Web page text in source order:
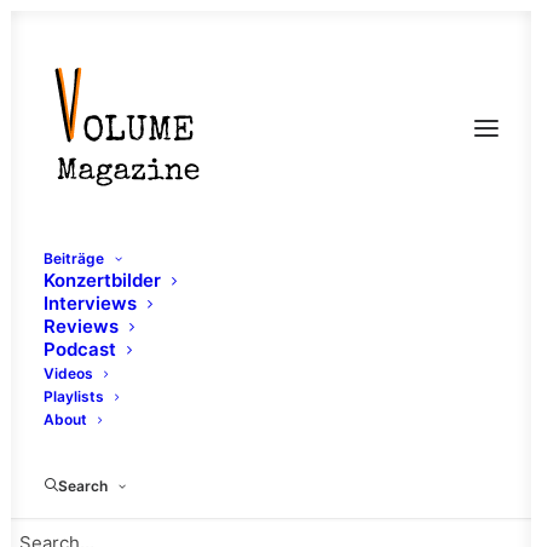
Beiträge
Konzertbilder
Interviews
Reviews
Podcast
Videos
Playlists
About
Search
Review: Bird's View -
House of Commando
RODGAU